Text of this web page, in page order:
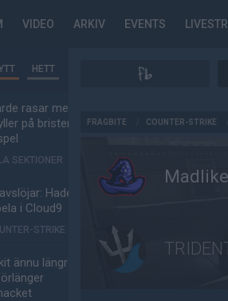
VIDEO ARKIV EVENTS
HETT
rasar med
på bristen
SEKTIONER
Hade
i Cloud9
STRIKE
ännu längre
FRAGBITE COUNTER-STRIKE